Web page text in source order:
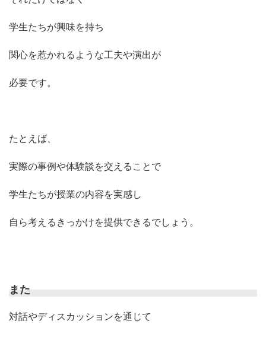
学生たちが興味を持ち
関心を惹かれるような工夫や演出が
必要です。
たとえば、
実際の事例や体験談を交えることで
学生たちが授業の内容を実感し
自ら考えるきっかけを提供できるでしょう。
また
対話やディスカッションを通じて